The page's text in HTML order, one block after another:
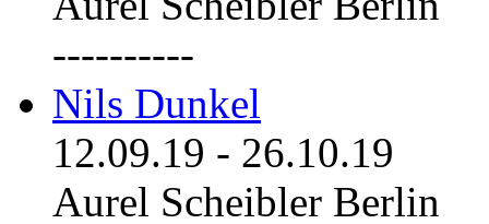
----------
Nils Dunkel
12.09.19 - 26.10.19
Aurel Scheibler Berlin